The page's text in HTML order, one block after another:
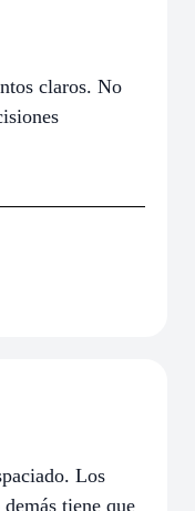
claros. No
Los
tiene que